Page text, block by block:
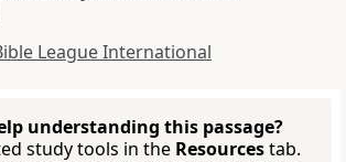
League International
understanding this passage?
study tools in the Resourcestab.